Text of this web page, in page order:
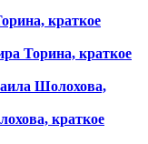
краткое
Торина, краткое
Шолохова,
краткое